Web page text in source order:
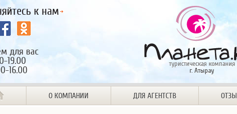
к нам
для вас
19.00
16.00
туристическая компания
г. Атырау
О КОМПАНИИ ДЛЯ АГЕНТСТВ